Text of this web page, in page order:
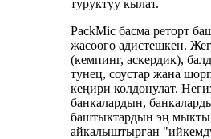
туруктуу кылат.
PackMic басма реторт
жасоого адистешкен.
(кемпинг, аскердик),
тунец, соустар жана
кеңири колдонулат.
банкалардын,
баштыктардын эң мыкты
айкалыштырган